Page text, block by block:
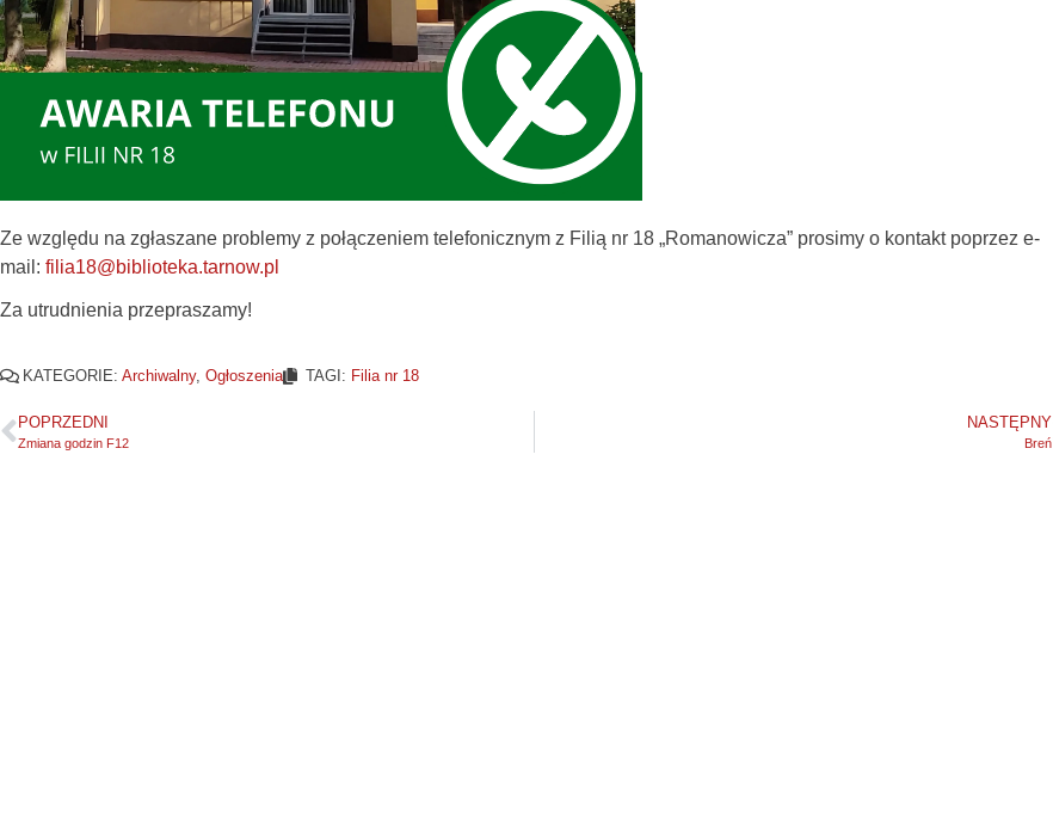
Ze względu na zgłaszane problemy z połączeniem telefonicznym z Filią nr 18 „Romanowicza” prosimy o kontakt poprzez e-
mail: filia18@biblioteka.tarnow.pl
Za utrudnienia przepraszamy!
KATEGORIE: Archiwalny, Ogłoszenia TAGI: Filia nr 18
POPRZEDNI
Zmiana godzin F12
NASTĘPNY
Breń